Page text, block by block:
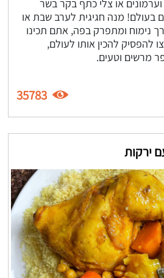
או צלי כתף בקר בשר
טעים בעולם! מנה חגיגית לערב שבת או
נימוח ומתפרק בפה, אתם תכינו
להפסיק להכין אותו לעולם,
מרשים וטעים.
35783
ירקות